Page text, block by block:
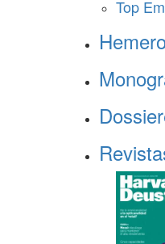
Top